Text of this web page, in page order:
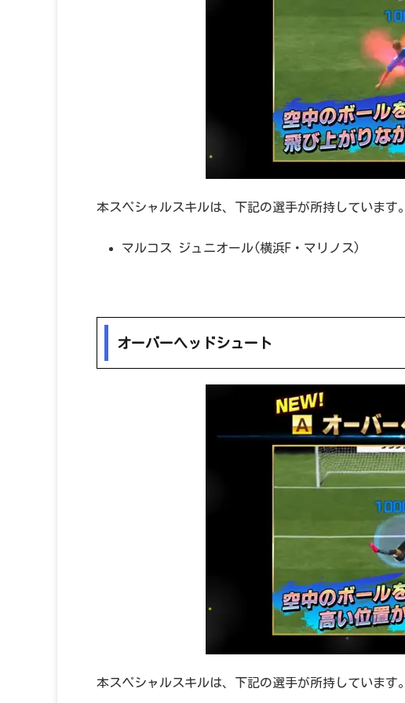
本スペシャルスキルは、下記の選手が所持しています。
マルコス ジュニオール(横浜F・マリノス)
オーバーヘッドシュート
本スペシャルスキルは、下記の選手が所持しています。